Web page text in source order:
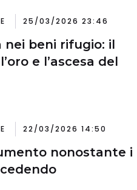
25/03/2026 23:46
nei beni rifugio: il
e l’ascesa del
22/03/2026 14:50
nonostante i